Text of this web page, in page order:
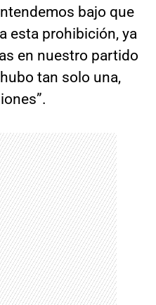
bajo que
esta prohibición, ya
en nuestro partido
tan solo una,